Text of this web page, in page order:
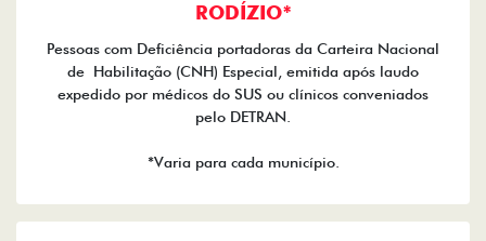
RODÍZIO*
Pessoas com Deficiência portadoras da Carteira Nacional
de Habilitação (CNH) Especial, emitida após laudo
expedido por médicos do SUS ou clínicos conveniados
pelo DETRAN.
*Varia para cada município.